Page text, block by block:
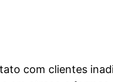
com clientes